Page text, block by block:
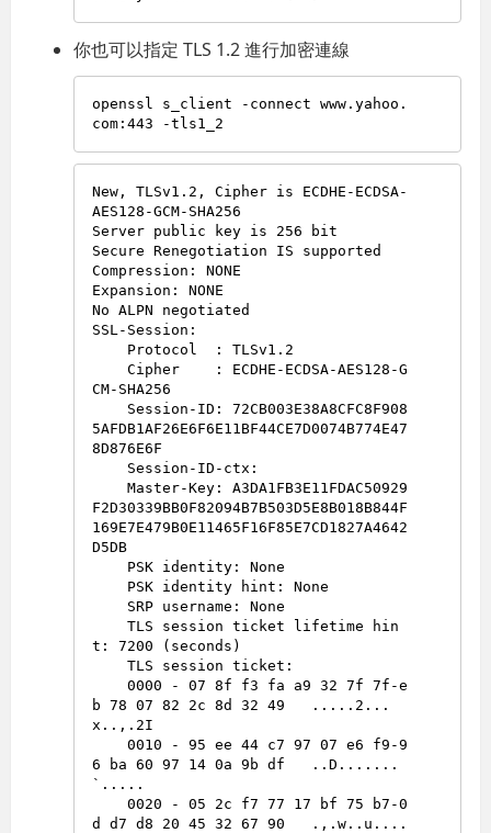
你也可以指定 TLS 1.2 進行加密連線
openssl s_client -connect www.yahoo.
New, TLSv1.2, Cipher is ECDHE-ECDSA-
AES128-GCM-SHA256
Server public key is 256 bit
Secure Renegotiation IS supported
Compression: NONE
Expansion: NONE
No ALPN negotiated
SSL-Session:
    Cipher    : ECDHE-ECDSA-AES128-G
CM-SHA256
5AFDB1AF26E6F6E11BF44CE7D0074B774E47
8D876E6F
    Master-Key: A3DA1FB3E11FDAC50929
F2D30339BB0F82094B7B503D5E8B018B844F
169E7E479B0E11465F16F85E7CD1827A4642
D5DB
    TLS session ticket lifetime hin
t: 7200 (seconds)
    TLS session ticket:
    0000 - 07 8f f3 fa a9 32 7f 7f-e
b 78 07 82 2c 8d 32 49   .....2...
x..,.2I
    0010 - 95 ee 44 c7 97 07 e6 f9-9
6 ba 60 97 14 0a 9b df   ..D.......
`.....
    0020 - 05 2c f7 77 17 bf 75 b7-0
d d7 d8 20 45 32 67 90   .,.w..u....